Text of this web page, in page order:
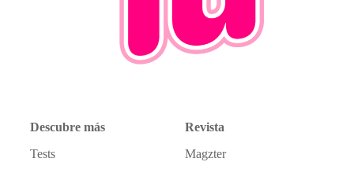
Descubre más
Tests
Revista
Magzter